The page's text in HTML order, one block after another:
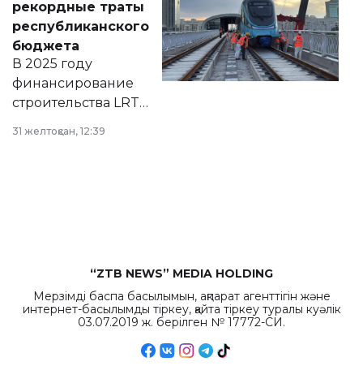
нормативных
правовых актов и
на сайте маслихат
города.
рекордные траты
республиканского
бюджета
В 2025 году
финансирование
строительства LRT
республиканского
31 желтоқсан, 12:39
“ZTB NEWS” MEDIA HOLDING
Мерзімді баспа басылымын, ақпарат агенттігін және
интернет-басылымды тіркеу, қайта тіркеу туралы куәлік
03.07.2019 ж. берілген № 17772-СИ.